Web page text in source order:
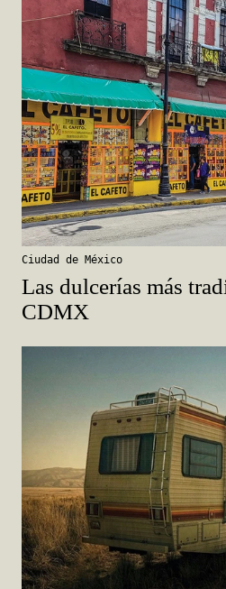
Ciudad de México
Las dulcerías más
CDMX